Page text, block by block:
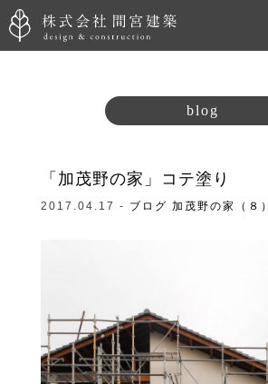
blog
「加茂野の家」コテ塗り
2017.04.17 - ブログ 加茂野の家（８）